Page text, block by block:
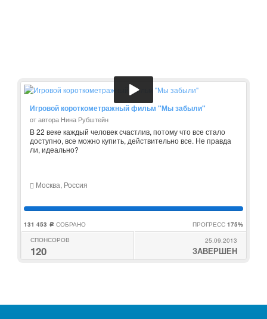
Игровой короткометражный фильм "Мы забыли"
от автора Нина Рубштейн
В 22 веке каждый человек счастлив, потому что все стало
доступно, все можно купить, действительно все. Не правда
ли, идеально?
Москва, Россия
131 453 c СОБРАНО ПРОГРЕСС 175%
СПОНСОРОВ
120
25.09.2013
ЗАВЕРШЕН